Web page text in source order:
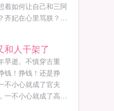
着如何让自己和三阿
齐妃在心里骂朕？骂
！对于这种犯贱的
爪爪，表示无可奈
宫生活中...
和人干架了
早逝。不慎穿古重
钱！挣钱！还是挣
不小心就成了官夫
一不小心就成了高